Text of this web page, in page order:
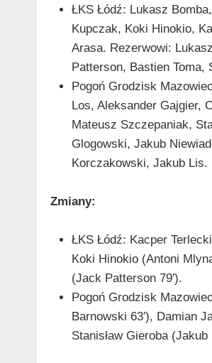
ŁKS Łódź: Lukasz
Kupczak, Koki Hinokio,
Arasa. Rezerwowi:
Patterson, Bastien
Pogoń Grodzisk
Los, Aleksander Gajgier,
Mateusz Szczepaniak,
Glogowski, Jakub
Korczakowski, Jakub Lis.
Zmiany:
ŁKS Łódź: Kacper
Koki Hinokio (Antoni
(Jack Patterson 79′).
Pogoń Grodzisk
Barnowski 63′), Damian
Stanisław Gieroba (Jakub